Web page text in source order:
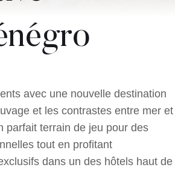
avec une nouvelle destination
et les contrastes entre mer et
parfait terrain de jeu pour des
tout en profitant
dans un des hôtels haut de